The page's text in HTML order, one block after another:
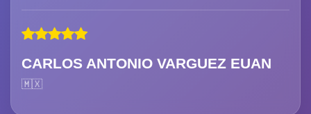
CARLOS ANTONIO VARGUEZ EUAN
🇲🇽